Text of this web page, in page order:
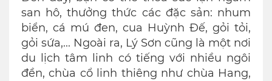
san hô, thưởng thức các đặc sản: nhum
biển, cá mú đen, cua Huỳnh Đế, gỏi tỏi,
gỏi sứa,... Ngoài ra, Lý Sơn cũng là một nơi
du lịch tâm linh có tiếng với nhiều ngôi
đền, chùa cổ linh thiêng như chùa Hang,